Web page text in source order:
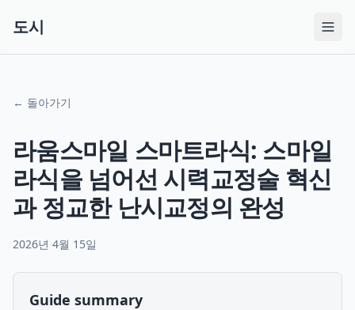
도시
← 돌아가기
라움스마일 스마트라식: 스마일
라식을 넘어선 시력교정술 혁신
과 정교한 난시교정의 완성
2026년 4월 15일
Guide summary